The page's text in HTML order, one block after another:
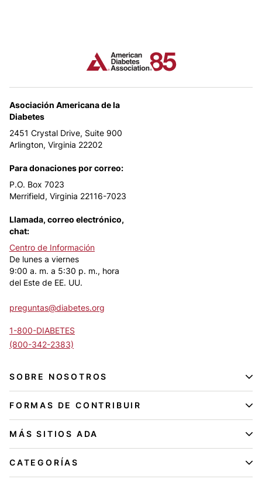
Asociación Americana de la
Diabetes
2451 Crystal Drive, Suite 900
Arlington, Virginia 22202
Para donaciones por correo:
P.O. Box 7023
Merrifield, Virginia 22116-7023
Llamada, correo electrónico,
chat:
Centro de Información
De lunes a viernes
9:00 a. m. a 5:30 p. m., hora
del Este de EE. UU.
preguntas@diabetes.org
1-800-DIABETES
(800-342-2383)
SOBRE NOSOTROS
FORMAS DE CONTRIBUIR
MÁS SITIOS ADA
CATEGORÍAS